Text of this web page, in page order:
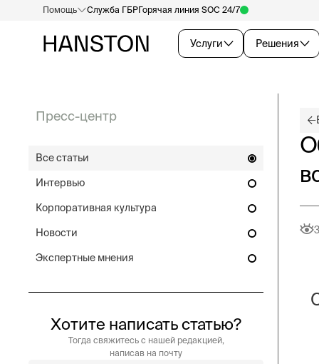
Услуги Решения
Помощь Служба ГБРГорячая линия SOC 24/7
Пресс-центр
Все статьи
Интервью
Корпоративная культура
Новости
Экспертные мнения
Хотите написать статью?
Тогда свяжитесь с нашей редакцией,
написав на почту